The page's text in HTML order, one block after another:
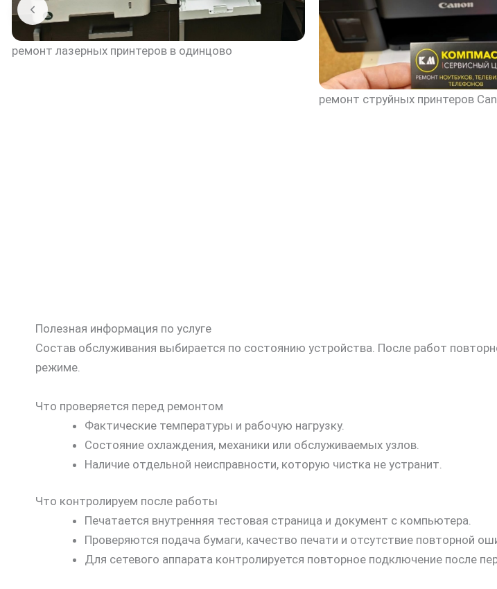
ремонт лазерных принтеров в одинцово
ремонт струйных принтеров
Полезная информация по услуге
Состав обслуживания выбирается по состоянию устройства. После работ
режиме.
Что проверяется перед ремонтом
Фактические температуры и рабочую нагрузку.
Состояние охлаждения, механики или обслуживаемых узлов.
Наличие отдельной неисправности, которую чистка не устранит.
Что контролируем после работы
Печатается внутренняя тестовая страница и документ с компьютера.
Проверяются подача бумаги, качество печати и отсутствие повторной
Для сетевого аппарата контролируется повторное подключение после